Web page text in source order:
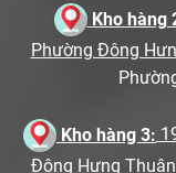
Kho hàng
Phường Đông
Kho hàng 3:
Đông Hưng